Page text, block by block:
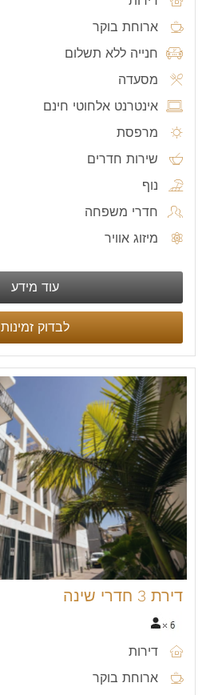
ארוחת בוקר
חנייה ללא תשלום
מסעדה
אינטרנט אלחוטי חינם
מרפסת
שירות חדרים
נוף
חדרי משפחה
מיזוג אוויר
עוד מידע
לבדוק זמינות
דירת 3 חדרי שינה
דירות
ארוחת בוקר